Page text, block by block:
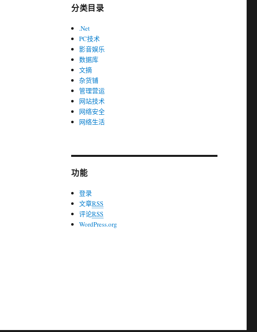
分类目录
.Net
PC技术
影音娱乐
数据库
文摘
杂货铺
管理营运
网站技术
网络安全
网络生活
功能
登录
文章RSS
评论RSS
WordPress.org